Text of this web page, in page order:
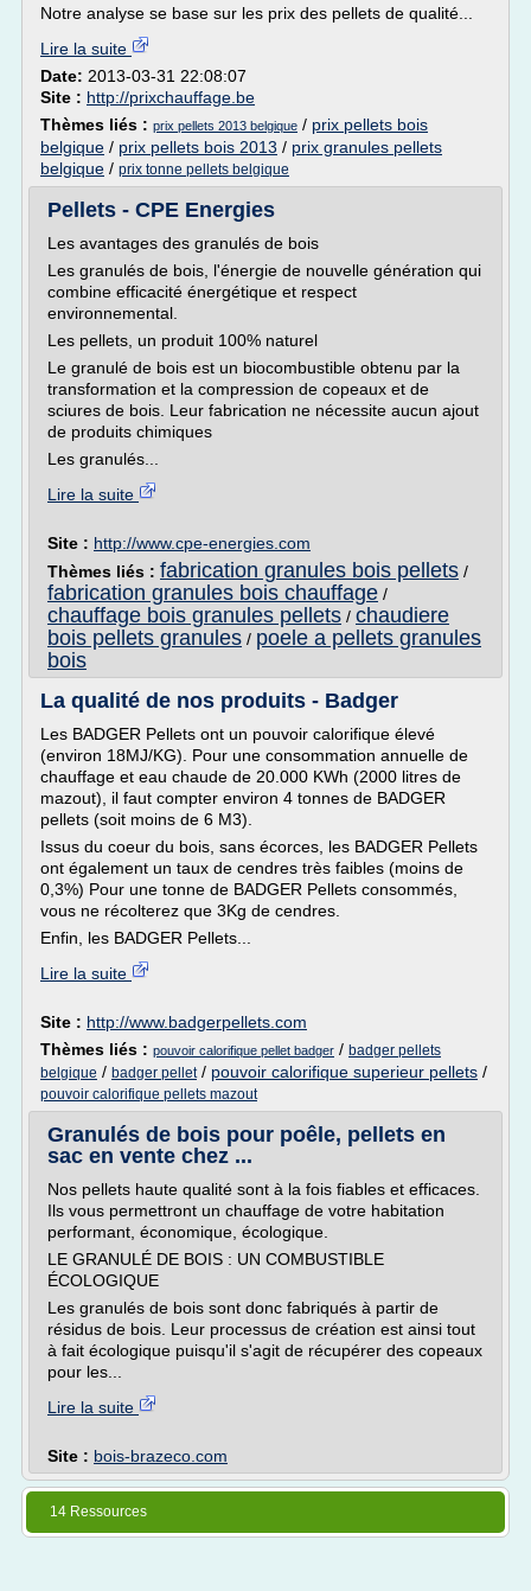
Notre analyse se base sur les prix des pellets de qualité...
Lire la suite
Date: 2013-03-31 22:08:07
Site : http://prixchauffage.be
Thèmes liés : prix pellets 2013 belgique / prix pellets bois
belgique / prix pellets bois 2013 / prix granules pellets
belgique / prix tonne pellets belgique
Pellets - CPE Energies
Les avantages des granulés de bois
Les granulés de bois, l'énergie de nouvelle génération qui
combine efficacité énergétique et respect
environnemental.
Les pellets, un produit 100% naturel
Le granulé de bois est un biocombustible obtenu par la
transformation et la compression de copeaux et de
sciures de bois. Leur fabrication ne nécessite aucun ajout
de produits chimiques
Les granulés...
Lire la suite
Site : http://www.cpe-energies.com
Thèmes liés : fabrication granules bois pellets /
fabrication granules bois chauffage /
chauffage bois granules pellets / chaudiere
bois pellets granules / poele a pellets granules
bois
La qualité de nos produits - Badger
Les BADGER Pellets ont un pouvoir calorifique élevé
(environ 18MJ/KG). Pour une consommation annuelle de
chauffage et eau chaude de 20.000 KWh (2000 litres de
mazout), il faut compter environ 4 tonnes de BADGER
pellets (soit moins de 6 M3).
Issus du coeur du bois, sans écorces, les BADGER Pellets
ont également un taux de cendres très faibles (moins de
0,3%) Pour une tonne de BADGER Pellets consommés,
vous ne récolterez que 3Kg de cendres.
Enfin, les BADGER Pellets...
Lire la suite
Site : http://www.badgerpellets.com
Thèmes liés : pouvoir calorifique pellet badger / badger pellets
belgique / badger pellet/ pouvoir calorifique superieur pellets /
pouvoir calorifique pellets mazout
Granulés de bois pour poêle, pellets en
sac en vente chez ...
Nos pellets haute qualité sont à la fois fiables et efficaces.
Ils vous permettront un chauffage de votre habitation
performant, économique, écologique.
LE GRANULÉ DE BOIS : UN COMBUSTIBLE
ÉCOLOGIQUE
Les granulés de bois sont donc fabriqués à partir de
résidus de bois. Leur processus de création est ainsi tout
à fait écologique puisqu'il s'agit de récupérer des copeaux
pour les...
Lire la suite
Site : bois-brazeco.com
14 Ressources